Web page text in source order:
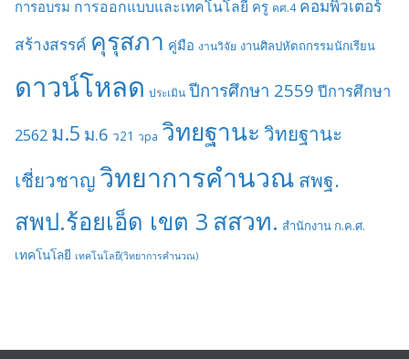
การอบรม การออกแบบและเทคโนโลยี ครู คศ.4 คอมพิวเตอร์
สร้างสรรค์ คุรุสภา คู่มือ งานวิจัย งานศิลปหัตถกรรมนักเรียน
ดาวน์โหลด ประเมิน ปีการศึกษา 2559 ปีการศึกษา
2562 ม.5 ม.6 ว21 วpa วิทยฐานะ วิทยฐานะ
เชี่ยวชาญวิทยาการคำนวณ สพฐ.
สพป.ร้อยเอ็ด เขต 3 สสวท. สำนักงาน ก.ค.ศ.
เทคโนโลยี เทคโนโลยี(วิทยาการคำนวณ)